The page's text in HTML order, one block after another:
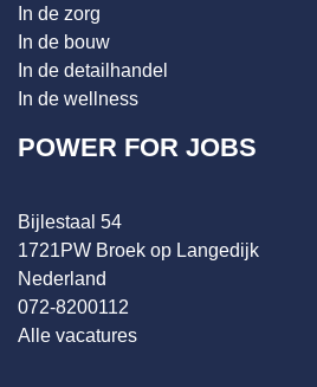
In de zorg
In de bouw
In de detailhandel
In de wellness
POWER FOR JOBS
Bijlestaal 54
1721PW Broek op Langedijk
Nederland
072-8200112
Alle vacatures